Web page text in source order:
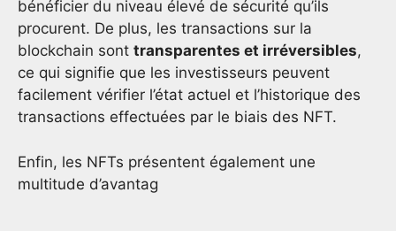
bénéficier du niveau élevé de sécurité qu’ils
procurent. De plus, les transactions sur la
blockchain sont transparentes et irréversibles,
ce qui signifie que les investisseurs peuvent
facilement vérifier l’état actuel et l’historique des
transactions effectuées par le biais des NFT.
Enfin, les NFTs présentent également une
multitude d’avantag